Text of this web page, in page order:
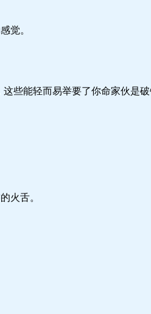
觉。
些能轻而易举要了你命家伙是
火舌。